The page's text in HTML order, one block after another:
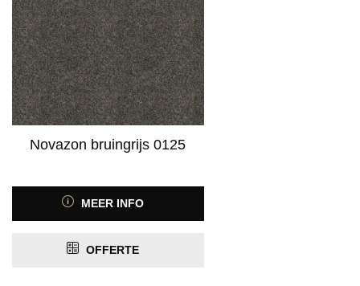
Novazon bruingrijs 0125
MEER INFO
OFFERTE